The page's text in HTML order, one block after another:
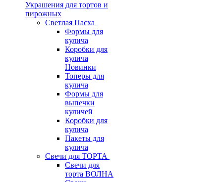
Украшения для тортов и
пирожных
Светлая Пасха
Формы для
кулича
Коробки для
кулича
Новинки
Топеры для
кулича
Формы для
выпечки
куличей
Коробки для
кулича
Пакеты для
кулича
Свечи для ТОРТА
Свечи для
торта ВОЛНА